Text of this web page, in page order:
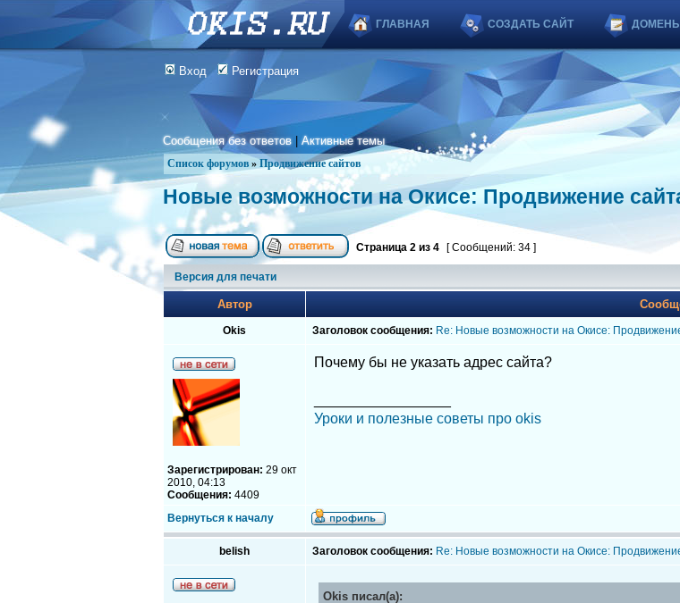
ГЛАВНАЯ СОЗДАТЬ САЙТ ДОМЕНЫ
Вход Регистрация
Сообщения без ответов |Активные темы
Список форумов » Продвижение сайтов
Новые возможности на Окисе: Продвижение
Страница 2 из 4 [ Сообщений: 34 ]
Версия для печати
Автор
Okis Заголовок сообщения: Re: Новые возможности на Окисе:
Зарегистрирован: 29 окт
2010, 04:13
Сообщения: 4409
Почему бы не указать адрес сайта?
Уроки и полезные советы про okis
Вернуться к началу
belish Заголовок сообщения: Re: Новые возможности на Окисе:
Okis писал(а):